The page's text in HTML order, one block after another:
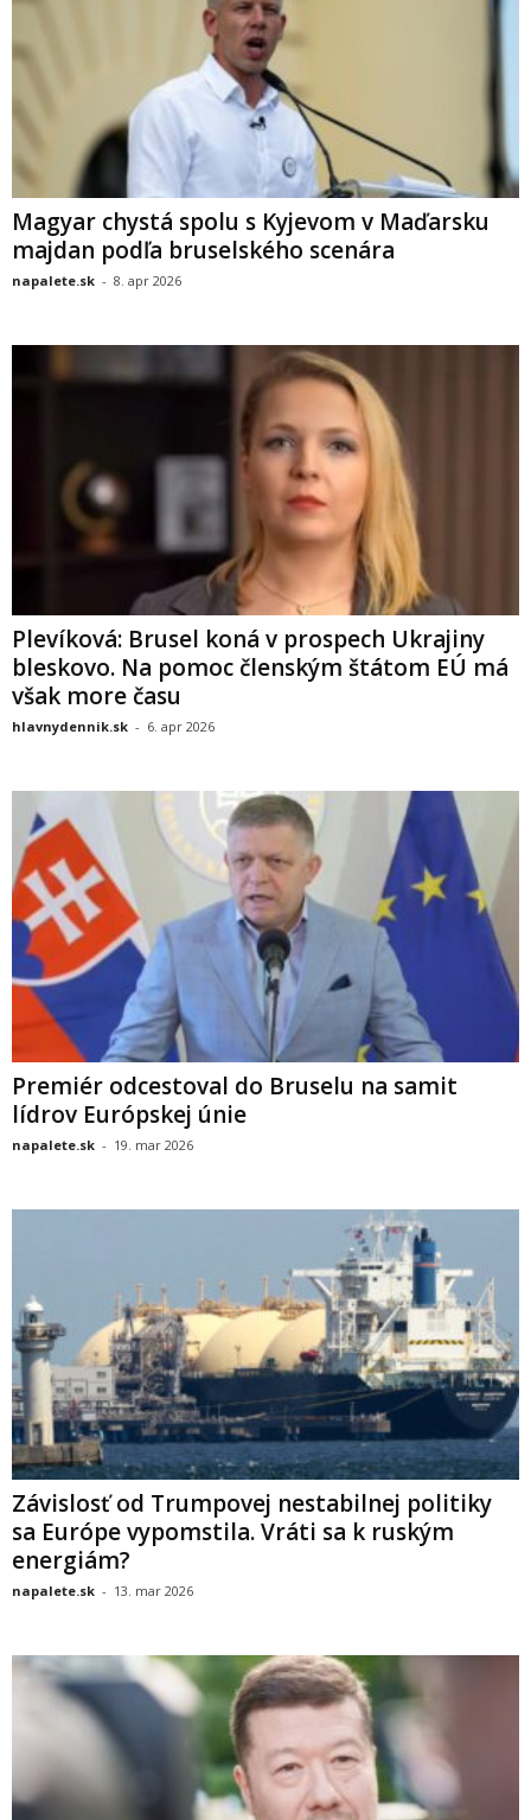
Magyar chystá spolu s Kyjevom v Maďarsku
majdan podľa bruselského scenára
napalete.sk - 8. apr 2026
Plevíková: Brusel koná v prospech Ukrajiny
bleskovo. Na pomoc členským štátom EÚ má
však more času
hlavnydennik.sk - 6. apr 2026
Premiér odcestoval do Bruselu na samit
lídrov Európskej únie
napalete.sk - 19. mar 2026
Závislosť od Trumpovej nestabilnej politiky
sa Európe vypomstila. Vráti sa k ruským
energiám?
napalete.sk - 13. mar 2026